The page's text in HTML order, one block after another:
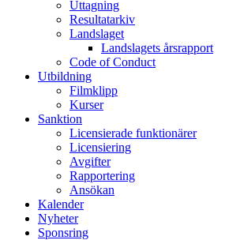
Uttagning
Resultatarkiv
Landslaget
Landslagets årsrapport
Code of Conduct
Utbildning
Filmklipp
Kurser
Sanktion
Licensierade funktionärer
Licensiering
Avgifter
Rapportering
Ansökan
Kalender
Nyheter
Sponsring